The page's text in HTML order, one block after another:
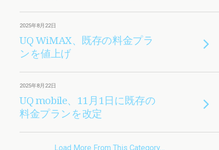
2025年8月22日
UQ WiMAX、既存の料金プラ
ンを値上げ
2025年8月22日
UQ mobile、11月1日に既存の
料金プランを改定
Load More From This Category…